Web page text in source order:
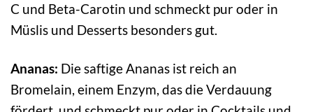
C und Beta-Carotin und schmeckt pur oder in
Müslis und Desserts besonders gut.
Ananas: Die saftige Ananas ist reich an
Bromelain, einem Enzym, das die Verdauung